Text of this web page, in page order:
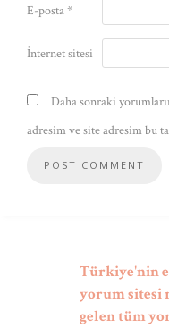
E-posta*
İnternet sitesi
Daha sonraki
adresim ve site adresim bu
Türkiye'nin
yorum sitesi
gelen tüm